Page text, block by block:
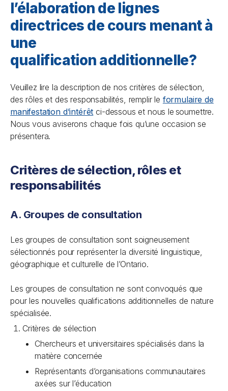
l’élaboration de lignes
directrices de cours menant à
une
qualification additionnelle?
Veuillez lire la description de nos critères de sélection,
des rôles et des responsabilités, remplir le formulaire de
manifestation d’intérêt ci-dessous et nous le soumettre.
Nous vous aviserons chaque fois qu’une occasion se
présentera.
Critères de sélection, rôles et
responsabilités
A. Groupes de consultation
Les groupes de consultation sont soigneusement
sélectionnés pour représenter la diversité linguistique,
géographique et culturelle de l’Ontario.
Les groupes de consultation ne sont convoqués que
pour les nouvelles qualifications additionnelles de nature
spécialisée.
Critères de sélection
Chercheurs et universitaires spécialisés dans la
matière concernée
Représentants d’organisations communautaires
axées sur l’éducation